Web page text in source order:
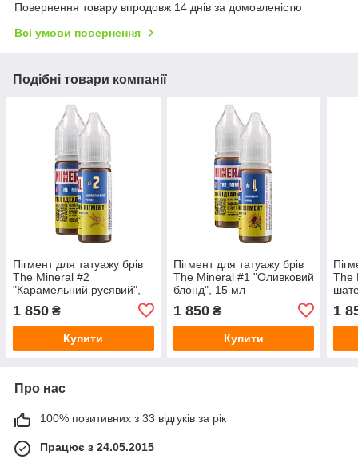
Повернення товару впродовж 14 днів за домовленістю
Всі умови повернення
Подібні товари компанії
Пігмент для татуажу брів
The Mineral #2
"Карамельний русявий",
1 850 ₴
Купити
Пігмент для татуажу брів
The Mineral #1 "Оливковий
блонд", 15 мл
1 850₴
Купити
The
1
Про нас
100% позитивних з 33 відгуків за рік
Працює з 24.05.2015